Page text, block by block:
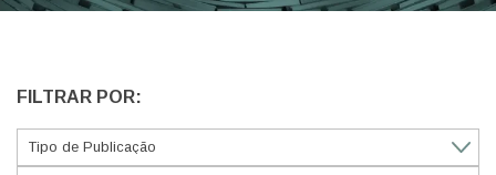
FILTRAR POR: